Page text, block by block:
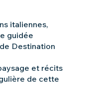
italiennes,
guidée
Destination
et récits
de cette